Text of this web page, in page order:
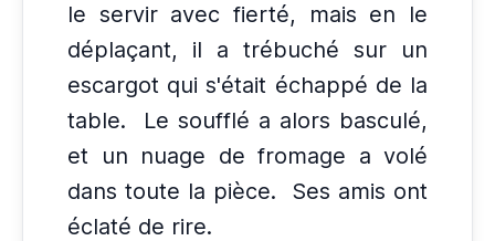
le servir avec fierté, mais en le
déplaçant, il a trébuché sur un
escargot qui s'était échappé de la
table.
Le soufflé a alors basculé,
et un nuage de fromage a volé
dans toute la pièce.
Ses amis ont
éclaté de rire.